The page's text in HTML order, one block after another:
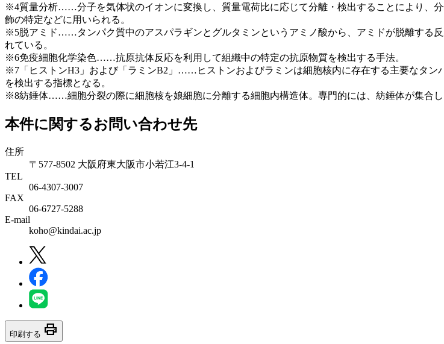
※4質量分析……分子を気体状のイオンに変換し、質量電荷比に応じて分離・検出することにより、
飾の特定などに用いられる。
※5脱アミド……タンパク質中のアスパラギンとグルタミンというアミノ酸から、アミドが脱離する
れている。
※6免疫細胞化学染色……抗原抗体反応を利用して組織中の特定の抗原物質を検出する手法。
※7「ヒストンH3」および「ラミンB2」……ヒストンおよびラミンは細胞核内に存在する主要なタ
を検出する指標となる。
※8紡錘体……細胞分裂の際に細胞核を娘細胞に分離する細胞内構造体。専門的には、紡錘体が集合
本件に関するお問い合わせ先
住所
〒577-8502 大阪府東大阪市小若江3-4-1
TEL
06‐4307‐3007
FAX
06‐6727‐5288
E-mail
koho@kindai.ac.jp
印刷する print